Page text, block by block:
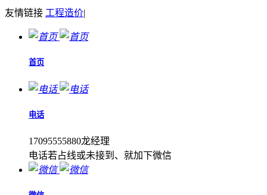
友情链接 工程造价|
首页
电话
17095555880龙经理
电话若占线或未接到、就加下微信